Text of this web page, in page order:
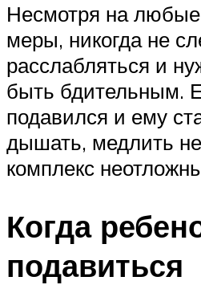
Несмотря на
меры, никогда не
расслабляться и
быть бдительным.
подавился и ему
дышать, медлить
комплекс
Когда
подавиться